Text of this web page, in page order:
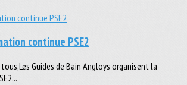
continue PSE2
Guides de Bain Angloys organisent la